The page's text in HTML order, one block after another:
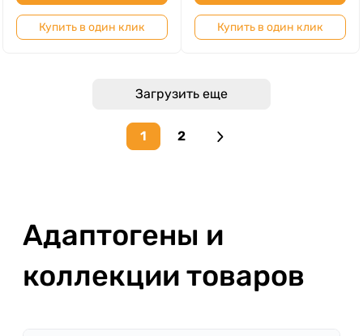
Купить в один клик Купить в один клик
Загрузить еще
1 2
Next page
Адаптогены и
коллекции товаров